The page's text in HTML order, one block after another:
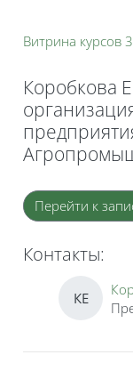
Витрина курсов
Коробкова
Блоки
Перейти к
Контакты:
КЕ